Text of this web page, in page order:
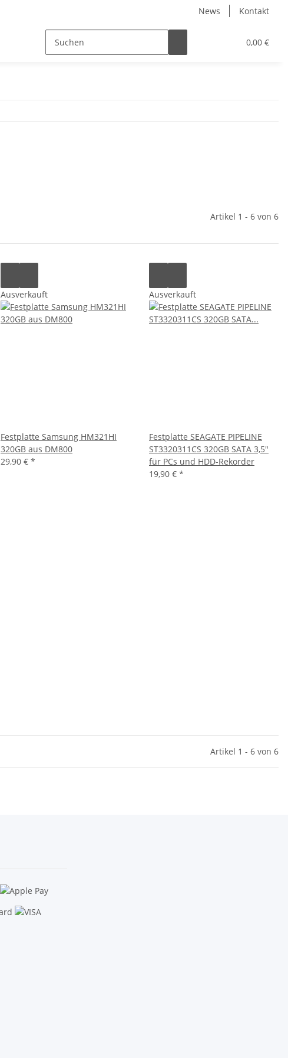
News Kontakt
0,00 €
Artikel 1 - 6 von 6
Ausverkauft
Festplatte Samsung HM321HI
320GB aus DM800
29,90 € *
Ausverkauft
Festplatte SEAGATE PIPELINE
ST3320311CS 320GB SATA 3,5"
für PCs und HDD-Rekorder
19,90 € *
Artikel 1 - 6 von 6